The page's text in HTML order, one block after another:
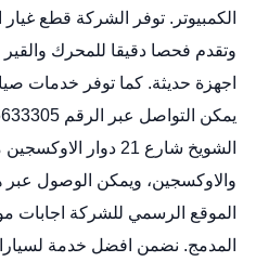
الكمبيوتر. توفر الشركة قطع غيار
وتقدم فحصا دقيقا للمحرك والقير
اجهزة حديثة. كما توفر خدمات
الشويخ شارع 21 دوار
والاوكسجين، ويمكن الوصول عبر
الموقع الرسمي للشركة اجابات
المدمج. نضمن افضل خدمة